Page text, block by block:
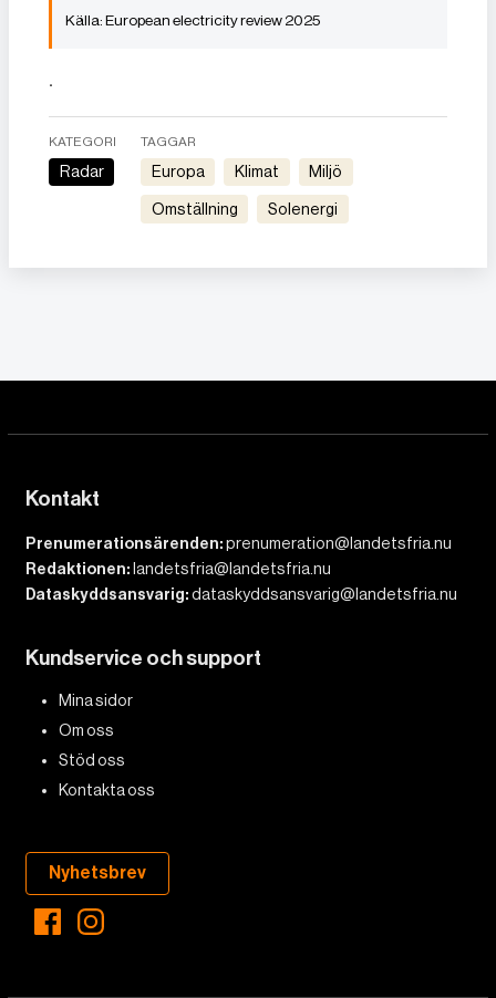
European electricity review 2025
.
KATEGORI
Radar
TAGGAR
Europa Klimat Miljö
Omställning Solenergi
Kontakt
Prenumerationsärenden:prenumeration@landetsfria.nu
Redaktionen: landetsfria@landetsfria.nu
Dataskyddsansvarig:dataskyddsansvarig@landetsfria.nu
Kundservice och support
Mina sidor
Om oss
Stöd oss
Kontakta oss
Nyhetsbrev